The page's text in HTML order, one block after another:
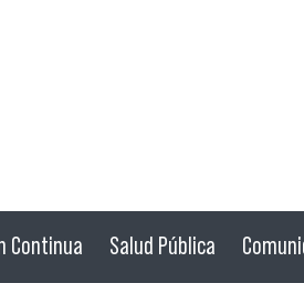
Continua Salud Pública